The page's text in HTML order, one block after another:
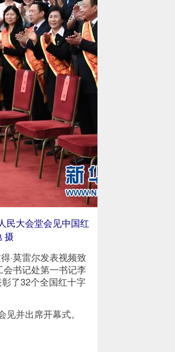
大会堂会见中国红
摄
莫雷尔发表视频致
书记处第一书记李
了32个全国红十字
并出席开幕式。